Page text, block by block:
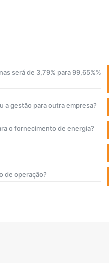
será de 3,79% para 99,65%%
a gestão para outra empresa?
o fornecimento de energia?
de operação?